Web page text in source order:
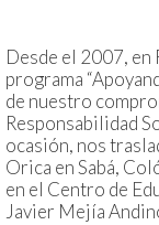
Desde el 2007, en
programa
de nuestro
Responsabilidad
ocasión, nos
Orica en Sabá,
en el Centro de
Javier Mejía